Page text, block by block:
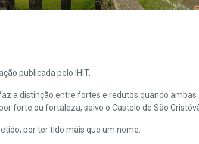
publicada pelo IHIT.
a distinção entre fortes e redutos quando
forte ou fortaleza, salvo o Castelo de São
por ter tido mais que um nome.